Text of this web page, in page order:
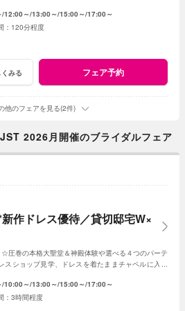
12:00～ 13:00～ 15:00～ 17:00～
120分程度
みる フェア予約
他のフェアを見る(2件)
2026月開催のブライダルフェア
作ドレス優待／貸切邸宅W×
巻の本格大聖堂＆神殿体験や選べる４つのパーテ
スショップ見学、ドレスを着たままチャペルに入場
10:00～ 13:00～ 15:00～ 17:00～
3時間程度